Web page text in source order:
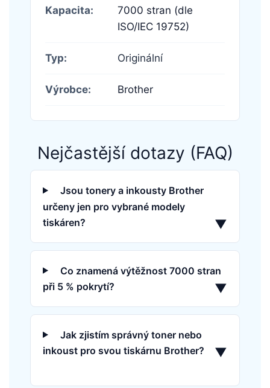
Kapacita:
7000 stran (dle
ISO/IEC 19752)
Typ: Originální
Výrobce: Brother
Nejčastější dotazy (FAQ)
Jsou tonery a inkousty Brother
určeny jen pro vybrané modely
tiskáren?
▼
Co znamená výtěžnost 7000 stran
při 5 % pokrytí?
▼
Jak zjistím správný toner nebo
inkoust pro svou tiskárnu Brother?
▼